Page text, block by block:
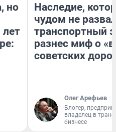
но
Наследие,
чудом не
транспортный
разнес миф о
советских
Олег Арефьев
Блогер,
владелец в
бизнесе